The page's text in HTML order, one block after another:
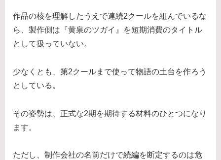
作品の核を理解したうえで連続2クールを組んでいるな
ら、製作側は『黄泉のツガイ』を短期消費のタイトル
として扱っていない。
少なくとも、第2クールまで使って物語の土台を作ろう
としている。
その姿勢は、正式な2期を期待する材料のひとつになり
ます。
ただし、制作会社の名前だけで続編を断定するのは危